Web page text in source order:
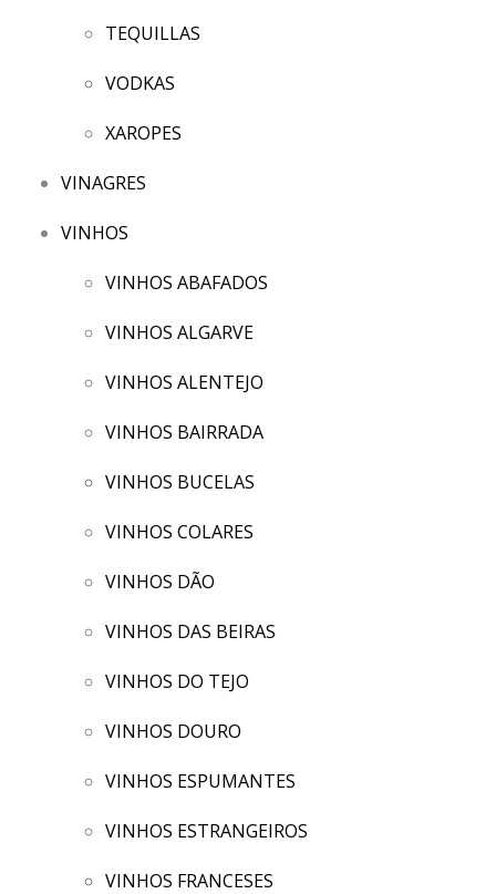
TEQUILLAS
VODKAS
XAROPES
VINAGRES
VINHOS
VINHOS ABAFADOS
VINHOS ALGARVE
VINHOS ALENTEJO
VINHOS BAIRRADA
VINHOS BUCELAS
VINHOS COLARES
VINHOS DÃO
VINHOS DAS BEIRAS
VINHOS DO TEJO
VINHOS DOURO
VINHOS ESPUMANTES
VINHOS ESTRANGEIROS
VINHOS FRANCESES